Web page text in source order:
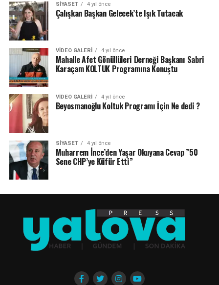
SIYASET 4 yıl önce
Çalışkan Başkan Gelecek’te Işık Tutacak
VIDEO GALERI 4 yıl önce
Mahalle Afet Gönüllüleri Derneği Başkanı Sabri
Karaçam KOLTUK Programına Konuştu
VIDEO GALERI 4 yıl önce
Beyosmanoğlu Koltuk Programı İçin Ne dedi ?
SIYASET 4 yıl önce
Muharrem İnce’den Yaşar Okuyana Cevap ”50
Sene CHP’ye Küfür Etti”